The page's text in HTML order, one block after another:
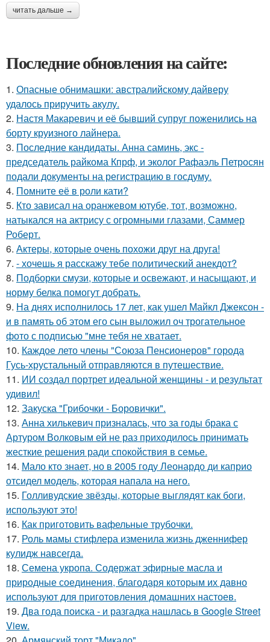
читать дальше →
Последние обновления на сайте:
1. Опасные обнимашки: австралийскому дайверу
удалось приручить акулу.
2. Настя Макаревич и её бывший супруг поженились на
борту круизного лайнера.
3. Последние кандидаты. Анна саминь, экс -
председатель райкома Кпрф, и эколог Рафаэль Петросян
подали документы на регистрацию в госдуму.
4. Помните её в роли кати?
5. Кто зависал на оранжевом ютубе, тот, возможно,
натыкался на актрису с огромными глазами, Саммер
Роберт.
6. Актеры, которые очень похожи друг на друга!
7. - хочешь я расскажу тебе политический анекдот?
8. Подборки смузи, которые и освежают, и насыщают, и
норму белка помогут добрать.
9. На днях исполнилось 17 лет, как ушел Майкл Джексон -
и в память об этом его сын выложил оч трогательное
фото с подписью "мне тебя не хватает.
10. Каждое лето члены "Союза Пенсионеров" города
Гусь-хрустальный отправляются в путешествие.
11. ИИ создал портрет идеальной женщины - и результат
удивил!
12. Закуска "Грибочки - Боровички".
13. Анна хилькевич призналась, что за годы брака с
Артуром Волковым ей не раз приходилось принимать
жесткие решения ради спокойствия в семье.
14. Мало кто знает, но в 2005 году Леонардо ди каприо
отсидел модель, которая напала на него.
15. Голливудские звёзды, которые выглядят как боги,
используют это!
16. Как приготовить вафельные трубочки.
17. Роль мамы стифлера изменила жизнь дженнифер
кулидж навсегда.
18. Семена укропа. Содержат эфирные масла и
природные соединения, благодаря которым их давно
используют для приготовления домашних настоев.
19. Два года поиска - и разгадка нашлась в Google Street
View.